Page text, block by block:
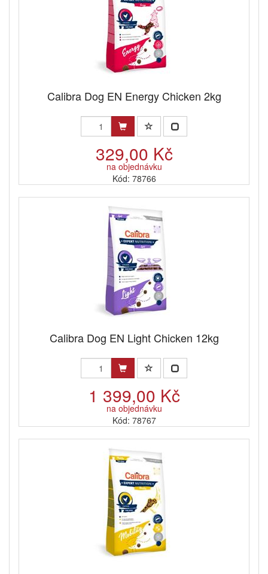
Calibra Dog EN Energy Chicken 2kg
329,00 Kč
na objednávku
Kód: 78766
Calibra Dog EN Light Chicken 12kg
1 399,00 Kč
na objednávku
Kód: 78767